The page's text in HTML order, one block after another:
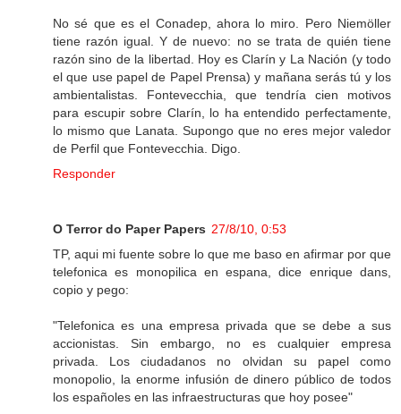
No sé que es el Conadep, ahora lo miro. Pero Niemöller
tiene razón igual. Y de nuevo: no se trata de quién tiene
razón sino de la libertad. Hoy es Clarín y La Nación (y todo
el que use papel de Papel Prensa) y mañana serás tú y los
ambientalistas. Fontevecchia, que tendría cien motivos
para escupir sobre Clarín, lo ha entendido perfectamente,
lo mismo que Lanata. Supongo que no eres mejor valedor
de Perfil que Fontevecchia. Digo.
Responder
O Terror do Paper Papers 27/8/10, 0:53
TP, aqui mi fuente sobre lo que me baso en afirmar por que
telefonica es monopilica en espana, dice enrique dans,
copio y pego:
"Telefonica es una empresa privada que se debe a sus
accionistas. Sin embargo, no es cualquier empresa
privada. Los ciudadanos no olvidan su papel como
monopolio, la enorme infusión de dinero público de todos
los españoles en las infraestructuras que hoy posee"